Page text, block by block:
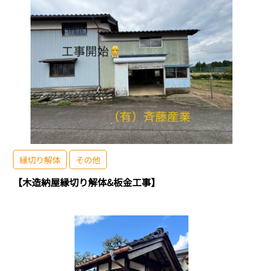
縁切り解体 その他
【木造納屋縁切り解体&板金工事】